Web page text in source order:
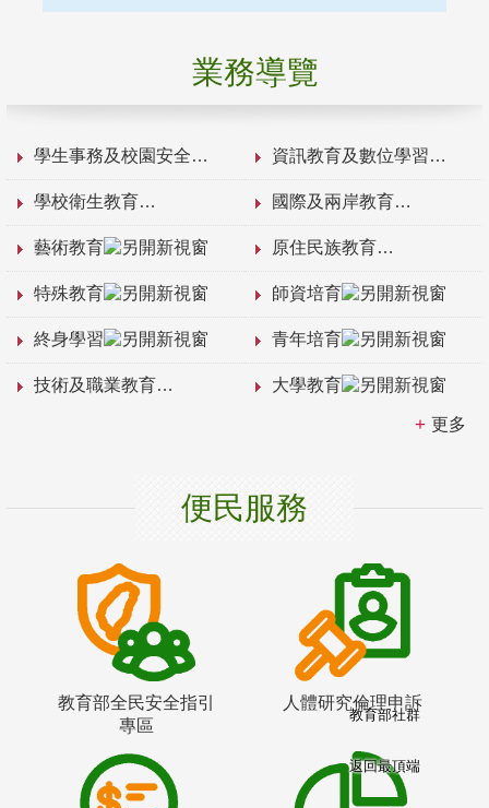
業務導覽
學生事務及校園安全 資訊教育及數位學習
學校衛生教育 國際及兩岸教育
藝術教育 原住民族教育
特殊教育 師資培育
終身學習 青年培育
技術及職業教育 大學教育
更多
便民服務
教育部全民安全指引
專區
人體研究倫理申訴
教育部社群
返回最頂端